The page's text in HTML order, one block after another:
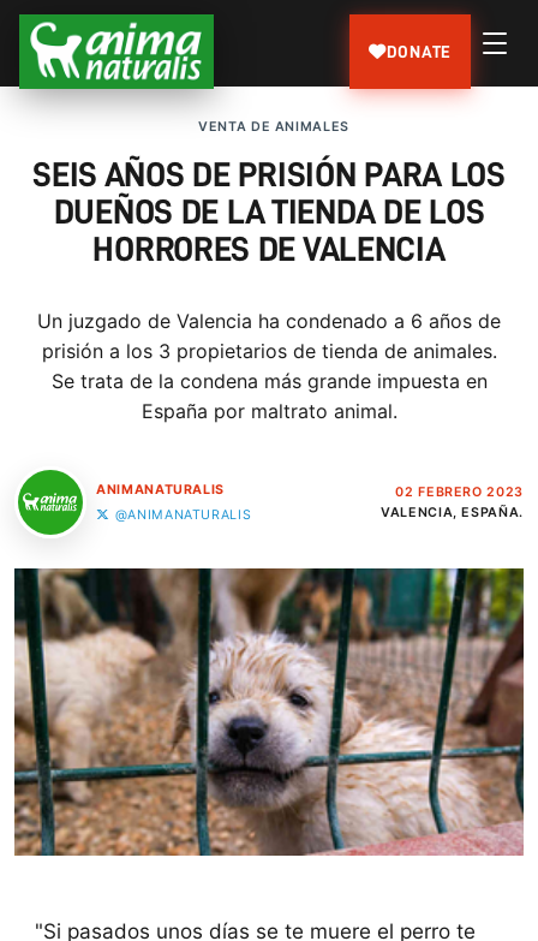
DONATE
VENTA DE ANIMALES
SEIS AÑOS DE PRISIÓN PARA LOS
DUEÑOS DE LA TIENDA DE LOS
HORRORES DE VALENCIA
Un juzgado de Valencia ha condenado a 6 años de
prisión a los 3 propietarios de tienda de animales.
Se trata de la condena más grande impuesta en
España por maltrato animal.
ANIMANATURALIS
@ANIMANATURALIS
02 FEBRERO 2023
VALENCIA, ESPAÑA.
"Si pasados unos días se te muere el perro te